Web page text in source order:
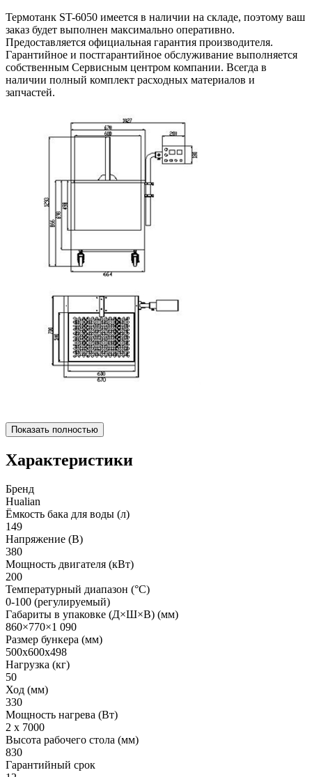
Термотанк ST-6050 имеется в наличии на складе, поэтому ваш
заказ будет выполнен максимально оперативно.
Предоставляется официальная гарантия производителя.
Гарантийное и постгарантийное обслуживание выполняется
собственным Сервисным центром компании. Всегда в
наличии полный комплект расходных материалов и
запчастей.
Показать полностью
Характеристики
Бренд
Hualian
Ёмкость бака для воды (л)
149
Напряжение (В)
380
Мощность двигателя (кВт)
200
Температурный диапазон (°С)
0-100 (регулируемый)
Габариты в упаковке (Д×Ш×В) (мм)
860×770×1 090
Размер бункера (мм)
500х600х498
Нагрузка (кг)
50
Ход (мм)
330
Мощность нагрева (Вт)
2 х 7000
Высота рабочего стола (мм)
830
Гарантийный срок